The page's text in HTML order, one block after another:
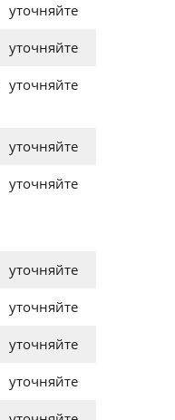
уточняйте
уточняйте
уточняйте
уточняйте
уточняйте
уточняйте
уточняйте
уточняйте
уточняйте